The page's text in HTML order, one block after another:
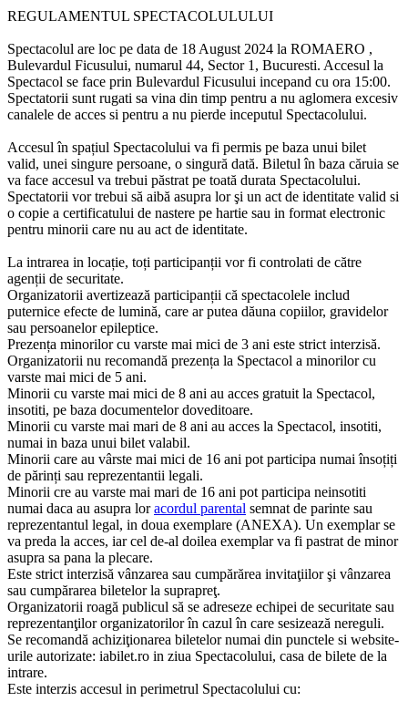
REGULAMENTUL SPECTACOLULULUI
Spectacolul are loc pe data de 18 August 2024 la ROMAERO ,
Bulevardul Ficusului, numarul 44, Sector 1, Bucuresti. Accesul la
Spectacol se face prin Bulevardul Ficusului incepand cu ora 15:00.
Spectatorii sunt rugati sa vina din timp pentru a nu aglomera excesiv
canalele de acces si pentru a nu pierde inceputul Spectacolului.
Accesul în spațiul Spectacolului va fi permis pe baza unui bilet
valid, unei singure persoane, o singură dată. Biletul în baza căruia se
va face accesul va trebui păstrat pe toată durata Spectacolului.
Spectatorii vor trebui să aibă asupra lor şi un act de identitate valid si
o copie a certificatului de nastere pe hartie sau in format electronic
pentru minorii care nu au act de identitate.
La intrarea in locație, toți participanții vor fi controlati de către
agenții de securitate.
Organizatorii avertizează participanții că spectacolele includ
puternice efecte de lumină, care ar putea dăuna copiilor, gravidelor
sau persoanelor epileptice.
Prezența minorilor cu varste mai mici de 3 ani este strict interzisă.
Organizatorii nu recomandă prezența la Spectacol a minorilor cu
varste mai mici de 5 ani.
Minorii cu varste mai mici de 8 ani au acces gratuit la Spectacol,
insotiti, pe baza documentelor doveditoare.
Minorii cu varste mai mari de 8 ani au acces la Spectacol, insotiti,
numai in baza unui bilet valabil.
Minorii care au vârste mai mici de 16 ani pot participa numai însoțiți
de părinți sau reprezentantii legali.
Minorii cre au varste mai mari de 16 ani pot participa neinsotiti
numai daca au asupra loracordul parental semnat de parinte sau
reprezentantul legal, in doua exemplare (ANEXA). Un exemplar se
va preda la acces, iar cel de-al doilea exemplar va fi pastrat de minor
asupra sa pana la plecare.
Este strict interzisă vânzarea sau cumpărărea invitaţiilor şi vânzarea
sau cumpărarea biletelor la suprapreţ.
Organizatorii roagă publicul să se adreseze echipei de securitate sau
reprezentanţilor organizatorilor în cazul în care sesizează nereguli.
Se recomandă achiziţionarea biletelor numai din punctele si website-
urile autorizate: iabilet.ro in ziua Spectacolului, casa de bilete de la
intrare.
Este interzis accesul in perimetrul Spectacolului cu: